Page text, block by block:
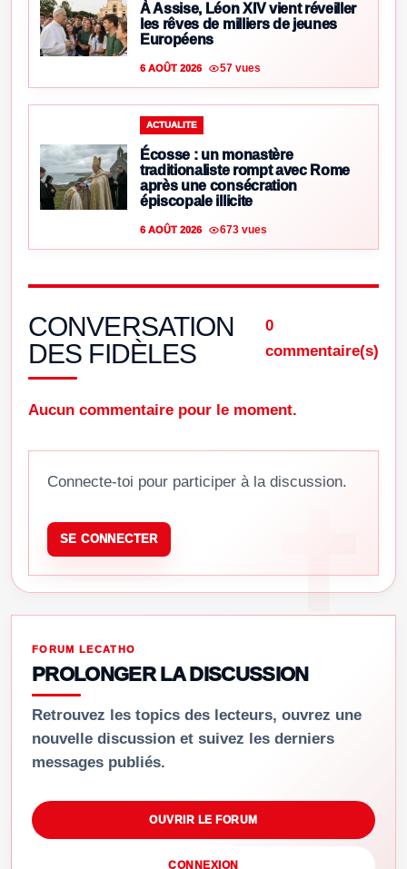
À Assise, Léon XIV vient réveiller
les rêves de milliers de jeunes
Européens
6 AOÛT 2026 57 vues
ACTUALITE
Écosse : un monastère
traditionaliste rompt avec Rome
après une consécration
épiscopale illicite
6 AOÛT 2026 673 vues
CONVERSATION
DES FIDÈLES
0
commentaire(s)
Aucun commentaire pour le moment.
Connecte-toi pour participer à la discussion.
SE CONNECTER
FORUM LECATHO
PROLONGER LA DISCUSSION
Retrouvez les topics des lecteurs, ouvrez une
nouvelle discussion et suivez les derniers
messages publiés.
OUVRIR LE FORUM
CONNEXION